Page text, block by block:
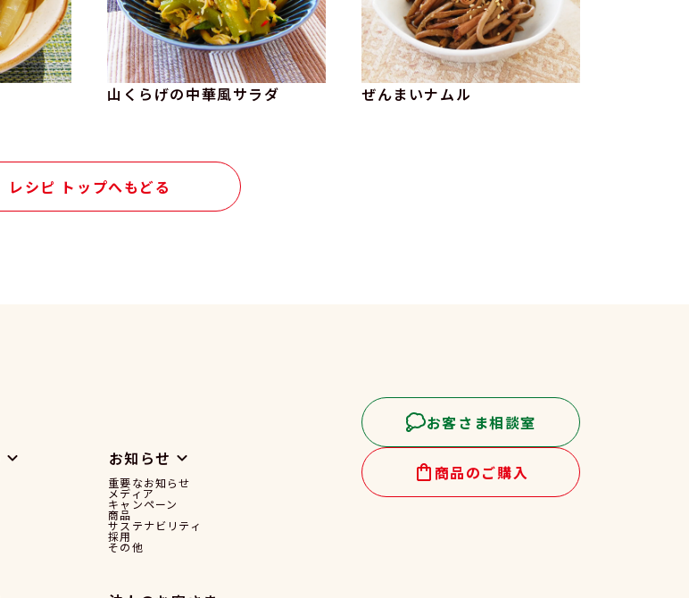
山くらげの中華風サラダ ぜんまいナムル
レシピ トップへもどる
お知らせ
重要なお知らせ
メディア
キャンペーン
商品
サステナビリティ
採用
その他
お客さま相談室
商品のご購入